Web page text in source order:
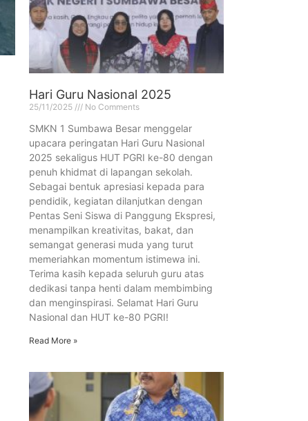
Hari Guru Nasional 2025
25/11/2025 No Comments
SMKN 1 Sumbawa Besar menggelar
upacara peringatan Hari Guru Nasional
2025 sekaligus HUT PGRI ke-80 dengan
penuh khidmat di lapangan sekolah.
Sebagai bentuk apresiasi kepada para
pendidik, kegiatan dilanjutkan dengan
Pentas Seni Siswa di Panggung Ekspresi,
menampilkan kreativitas, bakat, dan
semangat generasi muda yang turut
memeriahkan momentum istimewa ini.
Terima kasih kepada seluruh guru atas
dedikasi tanpa henti dalam membimbing
dan menginspirasi. Selamat Hari Guru
Nasional dan HUT ke-80 PGRI!
Read More »